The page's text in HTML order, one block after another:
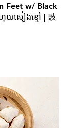
Feet w/ Black
ហុយសៀងខ្មៅ | 豉